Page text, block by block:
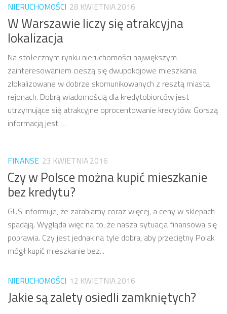
NIERUCHOMOŚCI 28 KWIETNIA 2016
W Warszawie liczy się atrakcyjna
lokalizacja
Na stołecznym rynku nieruchomości największym
zainteresowaniem cieszą się dwupokojowe mieszkania
zlokalizowane w dobrze skomunikowanych z resztą miasta
rejonach. Dobrą wiadomością dla kredytobiorców jest
utrzymujące się atrakcyjne oprocentowanie kredytów. Gorszą
informacją jest …
FINANSE 23 KWIETNIA 2016
Czy w Polsce można kupić mieszkanie
bez kredytu?
GUS informuje, że zarabiamy coraz więcej, a ceny w sklepach
spadają. Wygląda więc na to, że nasza sytuacja finansowa się
poprawia. Czy jest jednak na tyle dobra, aby przeciętny Polak
mógł kupić mieszkanie bez...
NIERUCHOMOŚCI 12 KWIETNIA 2016
Jakie są zalety osiedli zamkniętych?